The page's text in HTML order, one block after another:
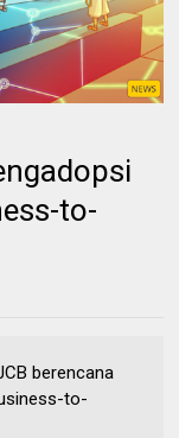
to-
berencana
to-